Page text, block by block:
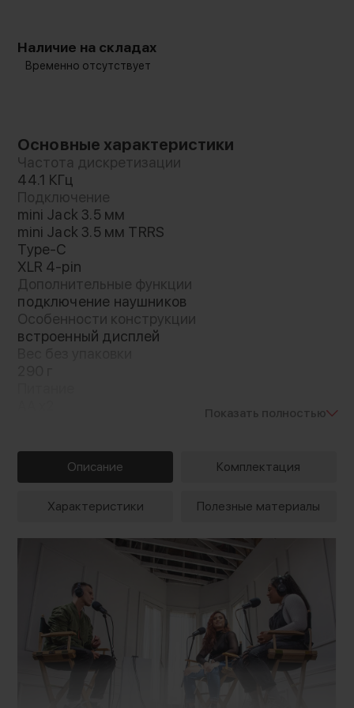
Наличие на складах
Временно отсутствует
Основные характеристики
Частота дискретизации
44.1 КГц
Подключение
mini Jack 3.5 мм
mini Jack 3.5 мм TRRS
Type-C
XLR 4-pin
Дополнительные функции
подключение наушников
Особенности конструкции
встроенный дисплей
Время работы
Показать полностью
Описание Комплектация
Характеристики Полезные материалы